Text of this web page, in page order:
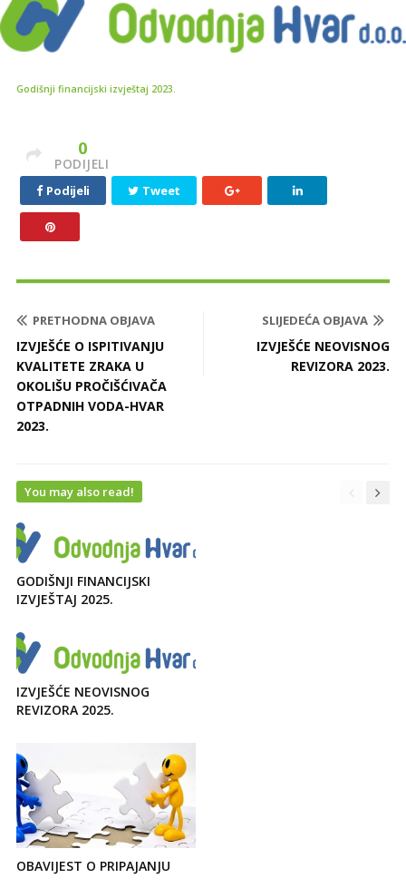
Godišnji financijski izvještaj 2023.
0
PODIJELI
Podijeli
Tweet
PRETHODNA OBJAVA
IZVJEŠĆE O ISPITIVANJU
KVALITETE ZRAKA U
OKOLIŠU PROČIŠĆIVAČA
OTPADNIH VODA-HVAR
2023.
SLIJEDEĆA OBJAVA
IZVJEŠĆE NEOVISNOG
REVIZORA 2023.
You may also read!
GODIŠNJI FINANCIJSKI
IZVJEŠTAJ 2025.
IZVJEŠĆE NEOVISNOG
REVIZORA 2025.
OBAVIJEST O PRIPAJANJU